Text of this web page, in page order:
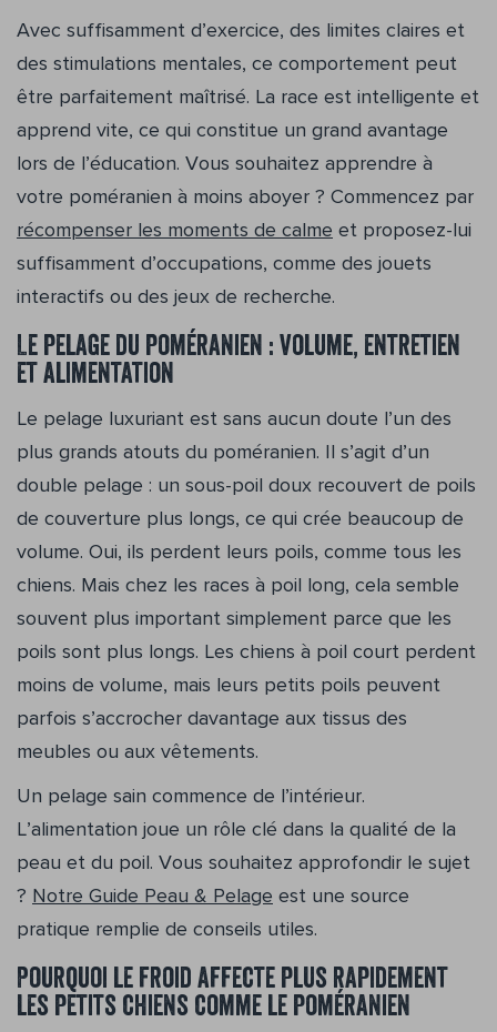
Avec suffisamment d’exercice, des limites claires et
des stimulations mentales, ce comportement peut
être parfaitement maîtrisé. La race est intelligente et
apprend vite, ce qui constitue un grand avantage
lors de l’éducation. Vous souhaitez apprendre à
votre poméranien à moins aboyer ? Commencez par
récompenser les moments de calme et proposez-lui
suffisamment d’occupations, comme des jouets
interactifs ou des jeux de recherche.
Le pelage du poméranien : volume, entretien
et alimentation
Le pelage luxuriant est sans aucun doute l’un des
plus grands atouts du poméranien. Il s’agit d’un
double pelage : un sous-poil doux recouvert de poils
de couverture plus longs, ce qui crée beaucoup de
volume. Oui, ils perdent leurs poils, comme tous les
chiens. Mais chez les races à poil long, cela semble
souvent plus important simplement parce que les
poils sont plus longs. Les chiens à poil court perdent
moins de volume, mais leurs petits poils peuvent
parfois s’accrocher davantage aux tissus des
meubles ou aux vêtements.
Un pelage sain commence de l’intérieur.
L’alimentation joue un rôle clé dans la qualité de la
peau et du poil. Vous souhaitez approfondir le sujet
? Notre Guide Peau & Pelage est une source
pratique remplie de conseils utiles.
Pourquoi le froid affecte plus rapidement
les petits chiens comme le poméranien